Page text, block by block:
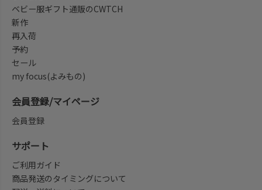
ベビー服ギフト通販のCWTCH
新作
再入荷
予約
セール
my focus(よみもの)
会員登録/マイページ
会員登録
サポート
ご利用ガイド
商品発送のタイミングについて